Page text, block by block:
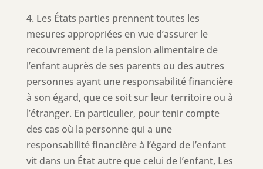
4. Les États parties prennent toutes les
mesures appropriées en vue d’assurer le
recouvrement de la pension alimentaire de
l’enfant auprès de ses parents ou des autres
personnes ayant une responsabilité financière
à son égard, que ce soit sur leur territoire ou à
l’étranger. En particulier, pour tenir compte
des cas où la personne qui a une
responsabilité financière à l’égard de l’enfant
vit dans un État autre que celui de l’enfant, Les